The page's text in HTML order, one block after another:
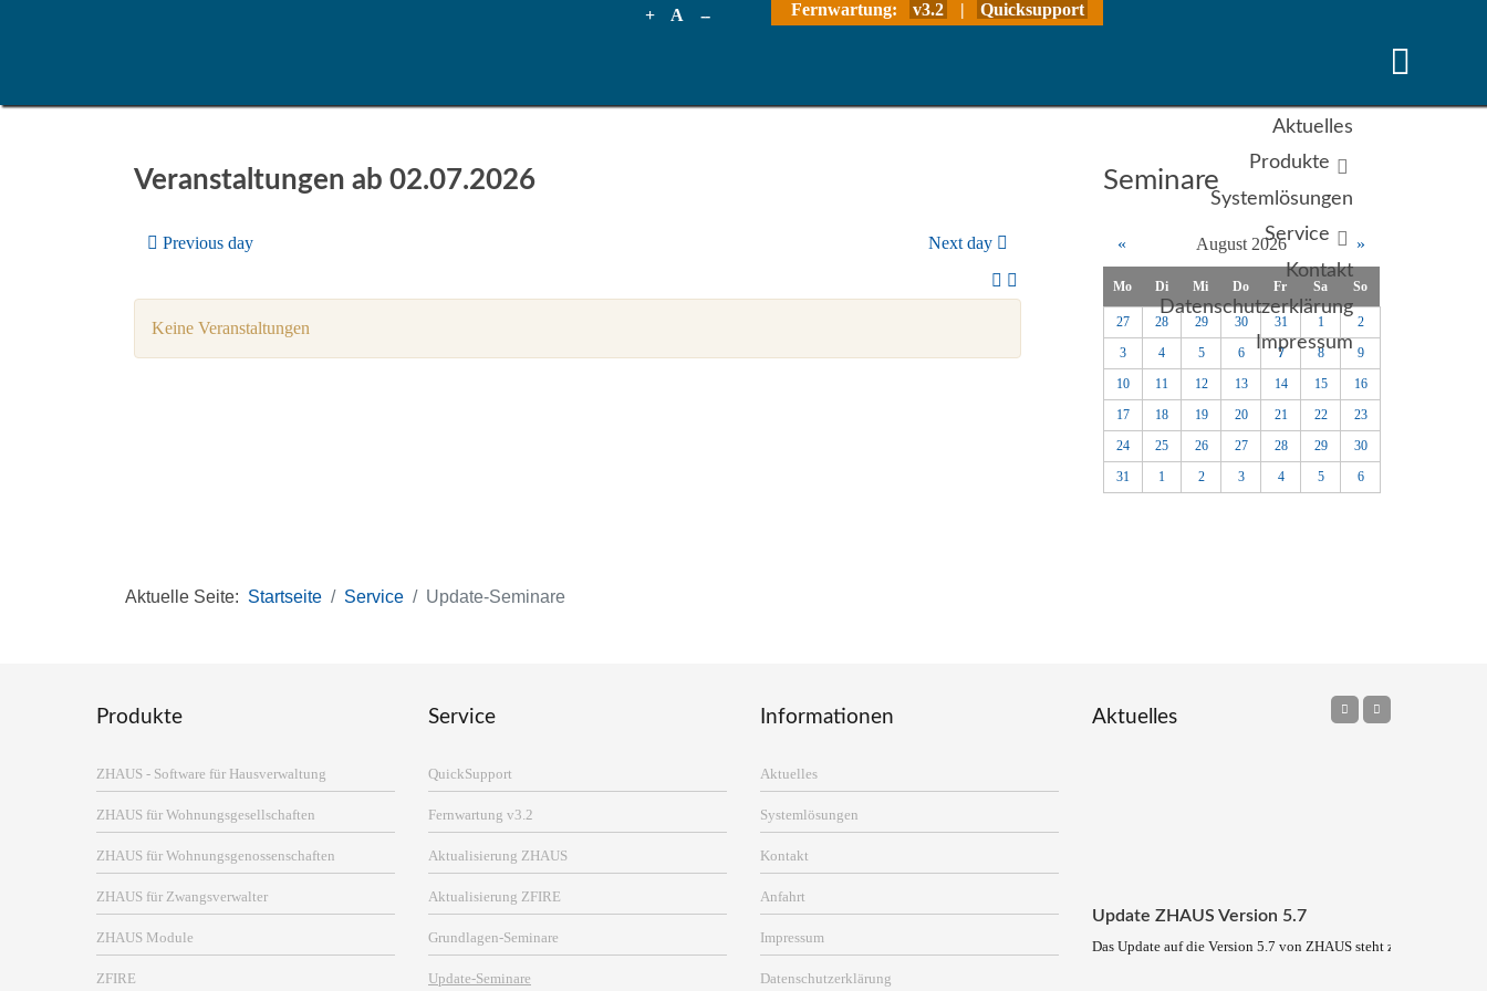
+ A -- Fernwartung: v3.2 | Quicksupport
Aktuelles
Produkte
Systemlösungen
Service
Kontakt
Datenschutzerklärung
Impressum
Veranstaltungen ab 02.07.2026
Previous day Next day
Keine Veranstaltungen
Seminare
« August 2026 »
Mo Di Mi Do Fr Sa So
27 28 29 30 31 1
2
3
4 5 6 7 8
9
10
11 12 13 14 15
16
17
18 19 20 21 22
23
24
25 26 27 28 29
30
31
1 2 3 4 5 6
Aktuelle Seite: Startseite Service Update-Seminare
Produkte
ZHAUS - Software für Hausverwaltung
ZHAUS für Wohnungsgesellschaften
ZHAUS für Wohnungsgenossenschaften
ZHAUS für Zwangsverwalter
ZHAUS Module
ZFIRE
Service
QuickSupport
Fernwartung v3.2
Aktualisierung ZHAUS
Aktualisierung ZFIRE
Grundlagen-Seminare
Update-Seminare
Informationen
Aktuelles
Systemlösungen
Kontakt
Anfahrt
Impressum
Datenschutzerklärung
Aktuelles
Update ZHAUS Version 5.7
Das Update auf die Version 5.7 von ZHAUS steht zum